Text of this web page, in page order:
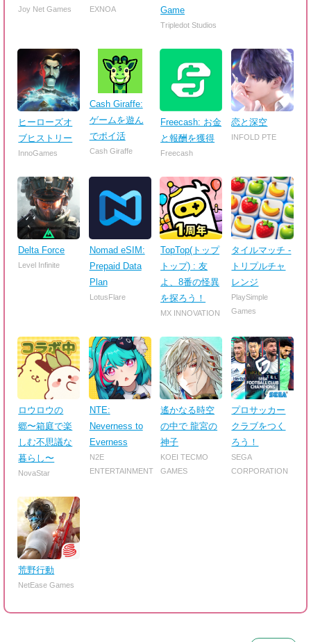
Joy Net Games EXNOA
Game
Tripledot Studios
ヒーローズオ
ブヒストリー
InnoGames
Cash Giraffe:
ゲームを遊ん
でポイ活
Cash Giraffe
Freecash: お金
と報酬を獲得
Freecash
恋と深空
INFOLD PTE
Delta Force
Level Infinite
Nomad eSIM:
Prepaid Data
Plan
LotusFlare
TopTop(トップ
トップ) : 友
よ、8番の怪異
を探ろう！
MX INNOVATION
タイルマッチ -
トリプルチャ
レンジ
PlaySimple
Games
ロウロウの
郷〜箱庭で楽
しむ不思議な
暮らし〜
NovaStar
NTE:
Neverness to
Everness
N2E
ENTERTAINMENT
遙かなる時空
の中で 龍宮の
神子
KOEI TECMO
GAMES
プロサッカー
クラブをつく
ろう！
SEGA
CORPORATION
荒野行動
NetEase Games